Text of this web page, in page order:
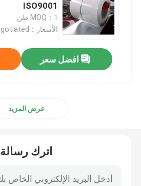
ISO9001
MOQ：1 طن
الأسعار：Negotiated
افضل سعر
عرض المزيد
اترك رسالة